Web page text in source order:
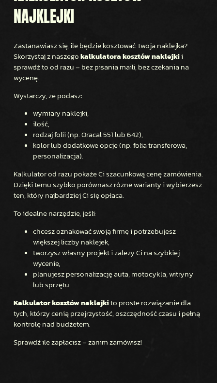
NAJKLEJKI
Zastanawiasz się, ile będzie kosztować Twoja naklejka?
Skorzystaj z naszegokalkulatora kosztów naklejkii
sprawdź to od razu – bez pisania maili, bez czekania na
wycenę.
Wystarczy, że podasz:
wymiary naklejki,
ilość,
rodzaj folii (np. Oracal 551 lub 642),
kolor lub dodatkowe opcje (np. folia transferowa,
personalizacja).
Kalkulator od razu pokaże Ci szacunkową cenę zamówienia.
Dzięki temu szybko porównasz różne warianty i wybierzesz
ten, który najbardziej Ci się opłaca.
To idealne narzędzie, jeśli:
chcesz oznakować swoją firmę i potrzebujesz
większej liczby naklejek,
tworzysz własny projekt i zależy Ci na szybkiej
wycenie,
planujesz personalizację auta, motocykla, witryny
lub sprzętu.
Kalkulator kosztów naklejkito proste rozwiązanie dla
tych, którzy cenią przejrzystość, oszczędność czasu i pełną
kontrolę nad budżetem.
Sprawdź ile zapłacisz – zanim zamówisz!